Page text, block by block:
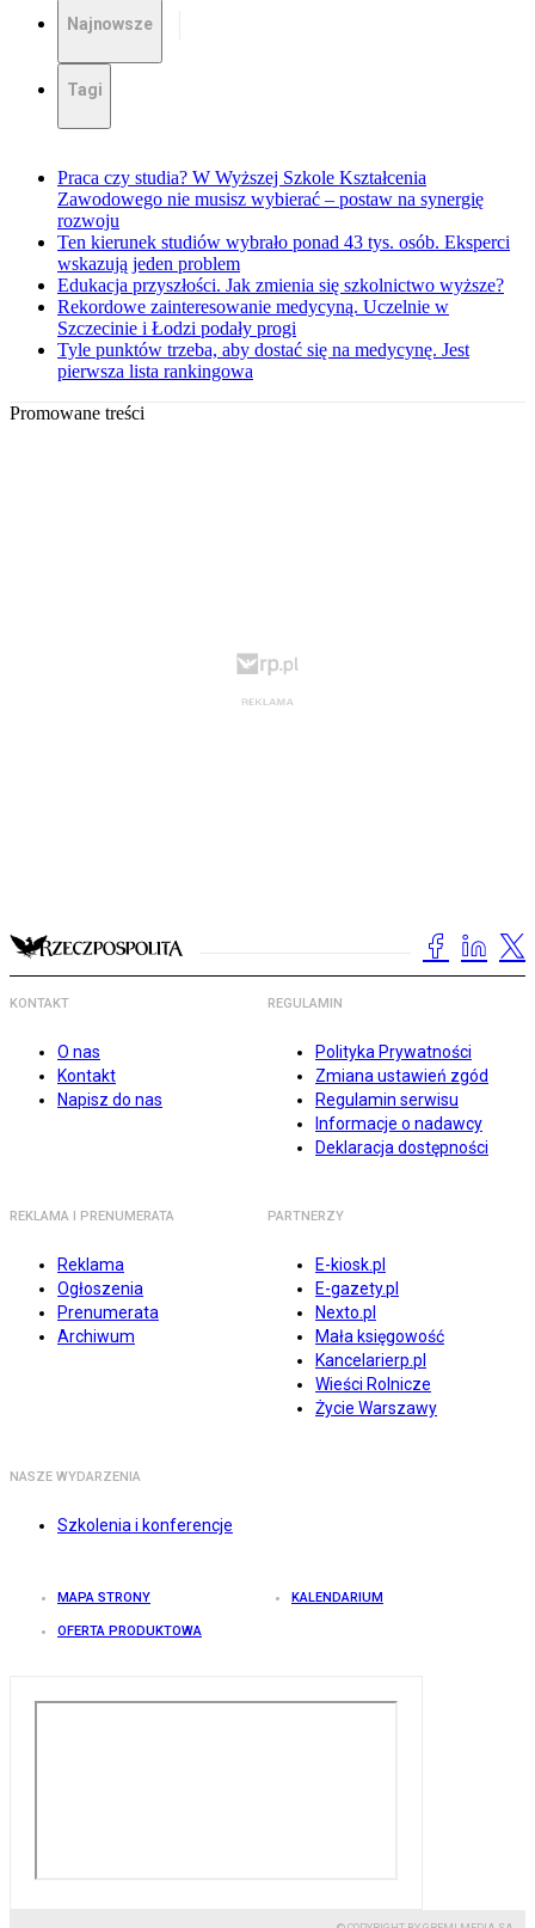
Najnowsze
Tagi
Praca czy studia? W Wyższej Szkole Kształcenia
Zawodowego nie musisz wybierać – postaw na synergię
rozwoju
Ten kierunek studiów wybrało ponad 43 tys. osób. Eksperci
wskazują jeden problem
Edukacja przyszłości. Jak zmienia się szkolnictwo wyższe?
Rekordowe zainteresowanie medycyną. Uczelnie w
Szczecinie i Łodzi podały progi
Tyle punktów trzeba, aby dostać się na medycynę. Jest
pierwsza lista rankingowa
Promowane treści
KONTAKT
O nas
Kontakt
Napisz do nas
REGULAMIN
Polityka Prywatności
Zmiana ustawień zgód
Regulamin serwisu
Informacje o nadawcy
Deklaracja dostępności
REKLAMA I PRENUMERATA
Reklama
Ogłoszenia
Prenumerata
Archiwum
PARTNERZY
E-kiosk.pl
E-gazety.pl
Nexto.pl
Mała księgowość
Kancelarierp.pl
Wieści Rolnicze
Życie Warszawy
NASZE WYDARZENIA
Szkolenia i konferencje
MAPA STRONY KALENDARIUM
OFERTA PRODUKTOWA